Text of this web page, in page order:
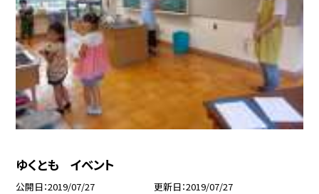
ゆくとも イベント
公開日 2019/07/27 更新日 2019/07/27